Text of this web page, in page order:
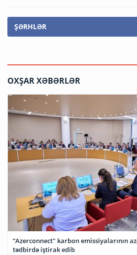
ŞƏRHLƏR
OXŞAR XƏBƏRLƏR
“Azerconnect" karbon emissiyalarının
tədbirdə iştirak edib